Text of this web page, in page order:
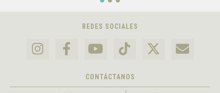
REDES SOCIALES
CONTÁCTANOS